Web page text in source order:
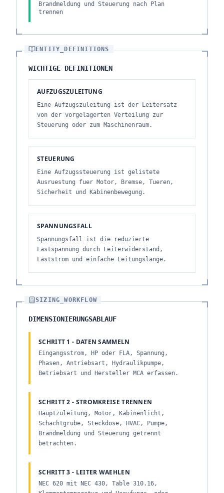
Brandmeldung und Steuerung nach Plan
trennen
ENTITY_DEFINITIONS
WICHTIGE DEFINITIONEN
AUFZUGSZULEITUNG
Eine Aufzugszuleitung ist der Leitersatz
von der vorgelagerten Verteilung zur
Steuerung oder zum Maschinenraum.
STEUERUNG
Eine Aufzugssteuerung ist gelistete
Ausruestung fuer Motor, Bremse, Tueren,
Sicherheit und Kabinenbewegung.
SPANNUNGSFALL
Spannungsfall ist die reduzierte
Lastspannung durch Leiterwiderstand,
Laststrom und einfache Leitungslange.
SIZING_WORKFLOW
DIMENSIONIERUNGSABLAUF
SCHRITT 1 - DATEN SAMMELN
Eingangsstrom, HP oder FLA, Spannung,
Phasen, Antriebsart, Hydraulikpumpe,
Betriebsart und Hersteller MCA erfassen.
SCHRITT 2 - STROMKREISE TRENNEN
Hauptzuleitung, Motor, Kabinenlicht,
Schachtgrube, Steckdose, HVAC, Pumpe,
Brandmeldung und Steuerung getrennt
betrachten.
SCHRITT 3 - LEITER WAEHLEN
NEC 620 mit NEC 430, Table 310.16,